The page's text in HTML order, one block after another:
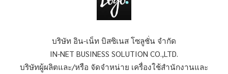
บริษัท อิน-เน็ท บิสซิเนส โซลูชั่น จำกัด
IN-NET BUSINESS SOLUTION CO.,LTD.
บริษัทผู้ผลิตและ/หรือ จัดจำหน่าย เครื่องใช้สำนักงานและ